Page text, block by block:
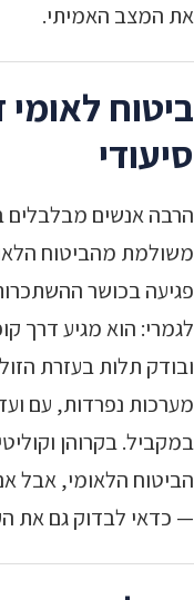
את המצב האמיתי.
ביטוח
סיעודי
הרבה אנשים מבלבלים
משולמת מהביטוח
פגיעה בכושר
לגמרי: הוא מגיע דרך
ובודק תלות בעזרת
מערכות נפרדות, עם
במקביל. בקרוהן
הביטוח הלאומי, אבל
— כדאי לבדוק גם את